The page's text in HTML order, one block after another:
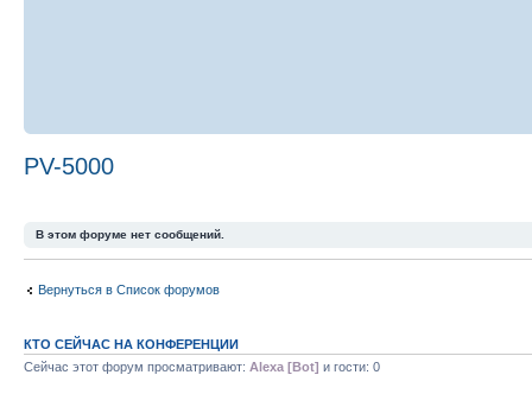
PV-5000
В этом форуме нет сообщений.
Вернуться в Список форумов
КТО СЕЙЧАС НА КОНФЕРЕНЦИИ
Сейчас этот форум просматривают: Alexa [Bot] и гости: 0